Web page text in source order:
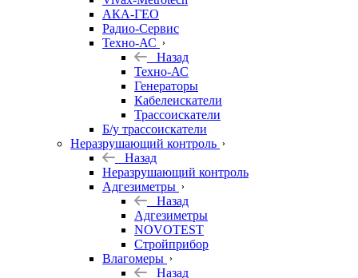
АКА-ГЕО
Радио-Сервис
Техно-АС
Назад
Техно-АС
Генераторы
Кабелеискатели
Трассоискатели
Б/у трассоискатели
Неразрушающий контроль
Назад
Неразрушающий контроль
Адгезиметры
Назад
Адгезиметры
NOVOTEST
Стройприбор
Влагомеры
Назад